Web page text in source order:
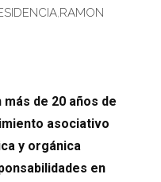
,RAMON
de 20 años de
asociativo
y orgánica
en